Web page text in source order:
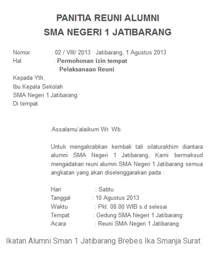
Ikatan Alumni Sman 1 Jatibarang Brebes Ika Smanja Surat